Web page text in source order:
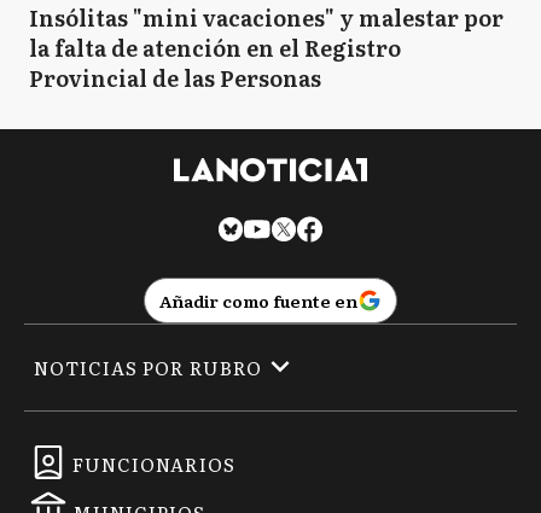
Insólitas "mini vacaciones" y malestar por
la falta de atención en el Registro
Provincial de las Personas
Añadir como fuente en
FUNCIONARIOS
NOTICIAS POR RUBRO